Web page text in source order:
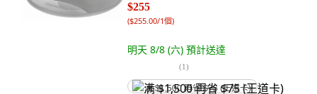
$255
($255.00/1個)
明天 8/8 (六) 預計送達
(1)
满 $1,500 再省 $75 (王道卡)